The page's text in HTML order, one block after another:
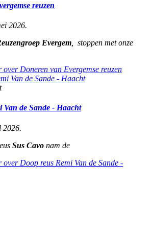
reuzen
2026.
Evergem , stoppen met onze
over Doneren van Evergemse reuzen
Van de Sande - Haacht
2026.
Sus Cavo nam de
over Doop reus Remi Van de Sande -